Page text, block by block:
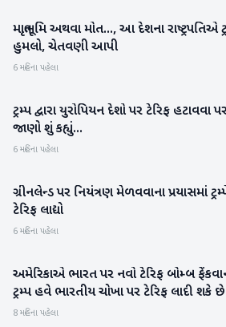
આંતરરાષ્ટ્રીય
માતૃભૂમિ અથવા મોત..., આ દેશના રાષ્ટ્રપતિએ
હુમલો, ચેતવણી આપી
6 મહિના પહેલા
આંતરરાષ્ટ્રીય
ટ્રમ્પ દ્વારા યુરોપિયન દેશો પર ટેરિફ હટાવવા
જાણો શું કહ્યું...
6 મહિના પહેલા
આંતરરાષ્ટ્રીય
ગ્રીનલેન્ડ પર નિયંત્રણ મેળવવાના પ્રયાસમાં
ટેરિફ લાદ્યો
6 મહિના પહેલા
આંતરરાષ્ટ્રીય
અમેરિકાએ ભારત પર નવો ટેરિફ બોમ્બ
ટ્રમ્પ હવે ભારતીય ચોખા પર ટેરિફ લાદી શકે છે
8 મહિના પહેલા